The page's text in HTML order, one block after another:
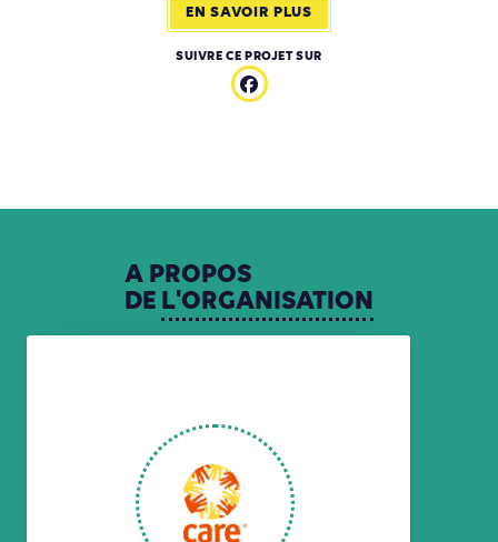
EN SAVOIR PLUS
SUIVRE CE PROJET SUR
A PROPOS
DE L'ORGANISATION